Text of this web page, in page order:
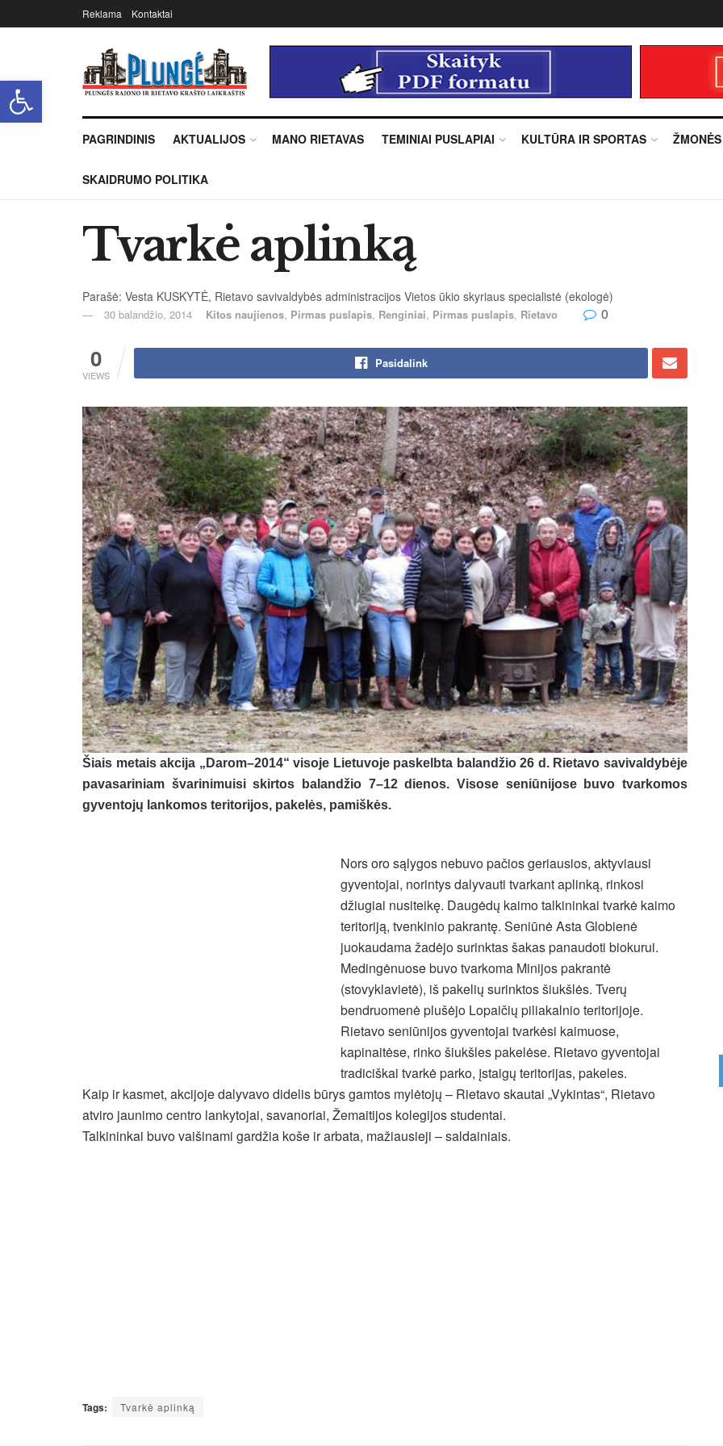
Open toolbar
Reklama Kontaktai
PAGRINDINIS AKTUALIJOS MANO RIETAVAS TEMINIAI PUSLAPIAI KULTŪRA IR SPORTAS ŽMONĖS
SKAIDRUMO POLITIKA
Tvarkė aplinką
Parašė: Vesta KUSKYTĖ, Rietavo savivaldybės administracijos Vietos ūkio skyriaus specialistė (ekologė)
30 balandžio, 2014 Kitos naujienos, Pirmas puslapis, Renginiai, Pirmas puslapis, Rietavo 0
0
VIEWS
Pasidalink
Šiais metais akcija „Darom–2014“ visoje Lietuvoje paskelbta balandžio 26 d. Rietavo savivaldybėje
pavasariniam švarinimuisi skirtos balandžio 7–12 dienos. Visose seniūnijose buvo tvarkomos
gyventojų lankomos teritorijos, pakelės, pamiškės.
Nors oro sąlygos nebuvo pačios geriausios, aktyviausi
gyventojai, norintys dalyvauti tvarkant aplinką, rinkosi
džiugiai nusiteikę. Daugėdų kaimo talkininkai tvarkė kaimo
teritoriją, tvenkinio pakrantę. Seniūnė Asta Globienė
juokaudama žadėjo surinktas šakas panaudoti biokurui.
Medingėnuose buvo tvarkoma Minijos pakrantė
(stovyklavietė), iš pakelių surinktos šiukšlės. Tverų
bendruomenė plušėjo Lopaičių piliakalnio teritorijoje.
Rietavo seniūnijos gyventojai tvarkėsi kaimuose,
kapinaitėse, rinko šiukšles pakelėse. Rietavo gyventojai
tradiciškai tvarkė parko, įstaigų teritorijas, pakeles.
Kaip ir kasmet, akcijoje dalyvavo didelis būrys gamtos mylėtojų – Rietavo skautai „Vykintas“, Rietavo
atviro jaunimo centro lankytojai, savanoriai, Žemaitijos kolegijos studentai.
Talkininkai buvo vaišinami gardžia koše ir arbata, mažiausieji – saldainiais.
Tags: Tvarkė aplinką